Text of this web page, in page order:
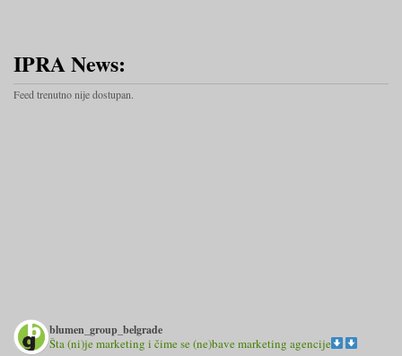
IPRA News:
Feed trenutno nije dostupan.
blumen_group_belgrade
Šta (ni)je marketing i čime se (ne)bave marketing agencije